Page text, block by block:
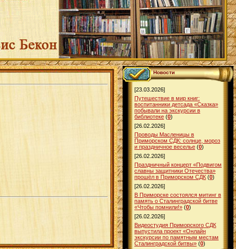
Новости
[23.03.2026]
Путешествие в мир книг:
воспитанники детсада «Сказка»
побывали на экскурсии в
библиотеке (0)
[26.02.2026]
Проводы Масленицы в
Приморском СДК: солнце, мороз
и праздничное веселье (0)
[26.02.2026]
Праздничный концерт «Подвигом
славны защитники Отечества»
прошёл в Приморском СДК (0)
[26.02.2026]
В Приморске состоялся митинг в
память о Сталинградской битве
«Чтобы помнили!» (0)
[26.02.2026]
Видеостудия Приморского СДК
выпустила проект «Онлайн
экскурсии по памятным местам
Сталинградской битвы» (0)